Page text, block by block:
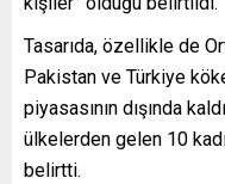
Tasarıda, özellikle de
Pakistan ve Türkiye
piyasasının dışında
ülkelerden gelen 10
belirtti.